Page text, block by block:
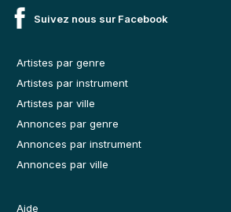
Suivez nous sur Facebook
Artistes par genre
Artistes par instrument
Artistes par ville
Annonces par genre
Annonces par instrument
Annonces par ville
Aide